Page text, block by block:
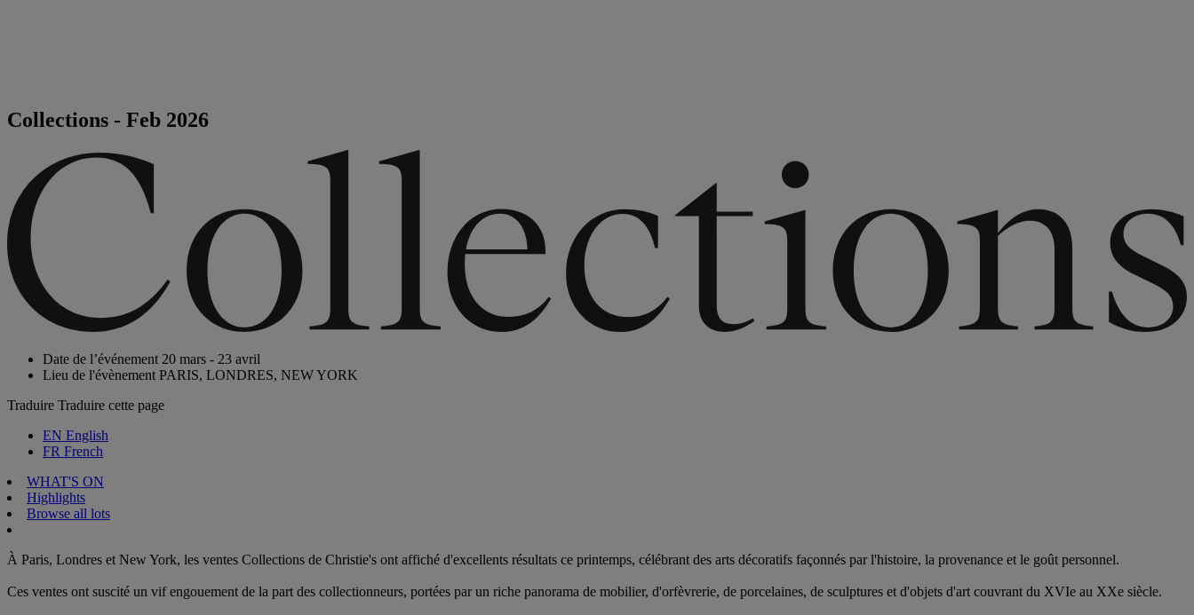
Collections - Feb 2026
Date de l’événement 20 mars - 23 avril
Lieu de l'évènement PARIS, LONDRES, NEW YORK
Traduire Traduire cette page
EN English
FR French
WHAT'S ON
Highlights
Browse all lots
À Paris, Londres et New York, les ventes Collections de Christie's ont affiché d'excellents résultats ce printemps, célébrant des arts décoratifs façonnés par l'histoire, la provenance et le goût personnel.
Ces ventes ont suscité un vif engouement de la part des collectionneurs, portées par un riche panorama de mobilier, d'orfèvrerie, de porcelaines, de sculptures et d'objets d'art couvrant du XVIe au XXe siècle.